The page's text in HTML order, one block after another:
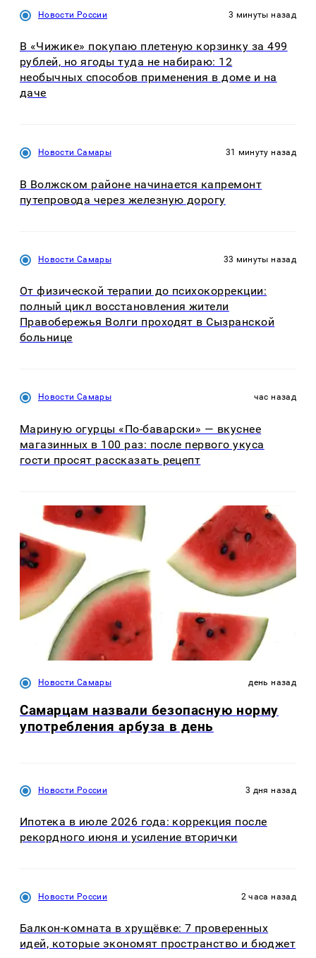
Новости России 3 минуты назад
В «Чижике» покупаю плетеную корзинку за 499
рублей, но ягоды туда не набираю: 12
необычных способов применения в доме и на
даче
Новости Самары 31 минуту назад
В Волжском районе начинается капремонт
путепровода через железную дорогу
Новости Самары 33 минуты назад
От физической терапии до психокоррекции:
полный цикл восстановления жители
Правобережья Волги проходят в Сызранской
больнице
Новости Самары час назад
Мариную огурцы «По-баварски» — вкуснее
магазинных в 100 раз: после первого укуса
гости просят рассказать рецепт
Новости Самары день назад
Самарцам назвали безопасную норму
употребления арбуза в день
Новости России 3 дня назад
Ипотека в июле 2026 года: коррекция после
рекордного июня и усиление вторички
Новости России 2 часа назад
Балкон-комната в хрущёвке: 7 проверенных
идей, которые экономят пространство и бюджет